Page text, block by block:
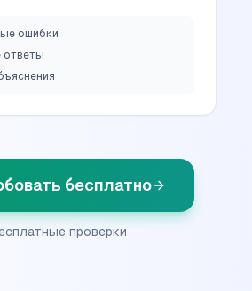
ошибки
ответы
бесплатно
проверки